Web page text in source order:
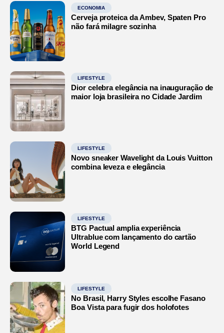
ECONOMIA
Cerveja proteica da Ambev, Spaten Pro
não fará milagre sozinha
LIFESTYLE
Dior celebra elegância na inauguração de
maior loja brasileira no Cidade Jardim
LIFESTYLE
Novo sneaker Wavelight da Louis Vuitton
combina leveza e elegância
LIFESTYLE
BTG Pactual amplia experiência
Ultrablue com lançamento do cartão
World Legend
LIFESTYLE
No Brasil, Harry Styles escolhe Fasano
Boa Vista para fugir dos holofotes